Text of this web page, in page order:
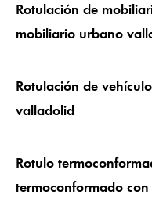
Rotulación de
mobiliario urbano
Rotulación de
valladolid
Rotulo
termoconformado